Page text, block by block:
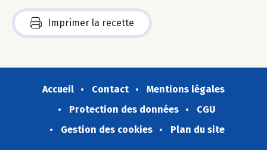
Imprimer la recette
Accueil Contact
Mentions légales
Protection des données
CGU
Gestion des cookies
Plan du site